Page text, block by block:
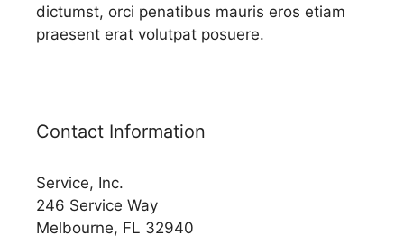
dictumst, orci penatibus mauris eros etiam
praesent erat volutpat posuere.
Contact Information
Service, Inc.
246 Service Way
Melbourne, FL 32940